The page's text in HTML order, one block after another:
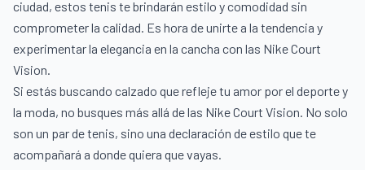
ciudad, estos tenis te brindarán estilo y comodidad sin
comprometer la calidad. Es hora de unirte a la tendencia y
experimentar la elegancia en la cancha con las Nike Court
Vision.
Si estás buscando calzado que refleje tu amor por el deporte y
la moda, no busques más allá de las Nike Court Vision. No solo
son un par de tenis, sino una declaración de estilo que te
acompañará a donde quiera que vayas.